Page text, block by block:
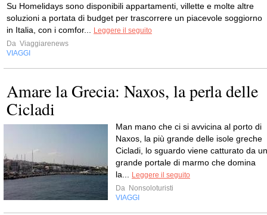
Su Homelidays sono disponibili appartamenti, villette e molte altre
soluzioni a portata di budget per trascorrere un piacevole soggiorno
in Italia, con i comfor...
Leggere il seguito
Da Viaggiarenews
VIAGGI
Amare la Grecia: Naxos, la perla delle
Cicladi
Man mano che ci si avvicina al porto di
Naxos, la più grande delle isole greche
Cicladi, lo sguardo viene catturato da un
grande portale di marmo che domina
la...
Leggere il seguito
Da Nonsoloturisti
VIAGGI